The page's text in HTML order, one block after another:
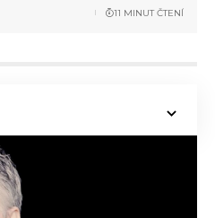
11 MINUT ČTENÍ